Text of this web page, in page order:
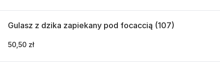
Gulasz z dzika zapiekany pod focaccią (107)
50,50 zł